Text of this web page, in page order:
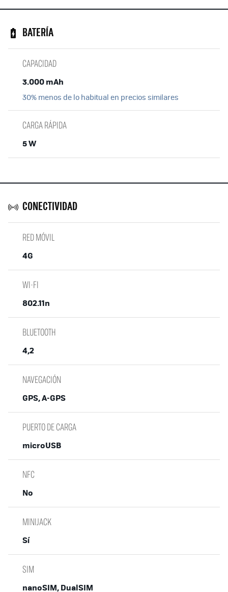
BATERÍA
CAPACIDAD
3.000 mAh
30% menos de lo habitual en precios similares
CARGA RÁPIDA
5 W
CONECTIVIDAD
RED MÓVIL
4G
WI-FI
802.11n
BLUETOOTH
4,2
NAVEGACIÓN
GPS, A-GPS
PUERTO DE CARGA
microUSB
NFC
No
MINIJACK
Sí
SIM
nanoSIM, DualSIM